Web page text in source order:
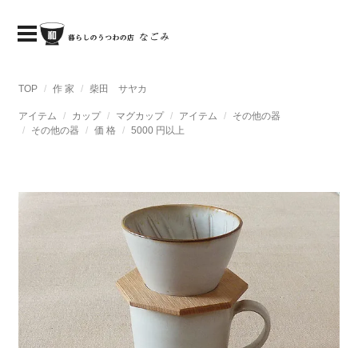
TOP 作 家 柴田 サヤカ
アイテム カップ マグカップ アイテム
その他の器
その他の器
価 格 5000 円以上